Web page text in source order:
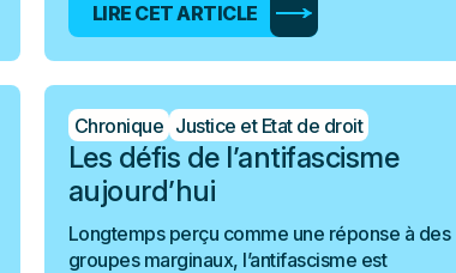
LIRE CET ARTICLE
Chronique Justice et Etat de droit
Les défis de l’antifascisme
aujourd’hui
Longtemps perçu comme une réponse à des
groupes marginaux, l’antifascisme est